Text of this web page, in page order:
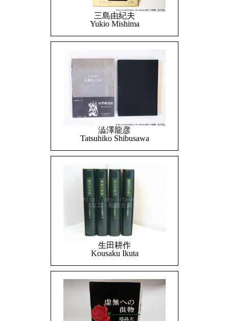
三島由紀夫
Yukio Mishima
澁澤龍彦
Tatsuhiko Shibusawa
生田耕作
Kousaku Ikuta